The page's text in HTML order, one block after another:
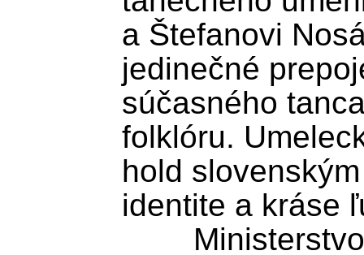
a Štefanovi
jedinečné
súčasného
folklóru.
hold
identite a kráse